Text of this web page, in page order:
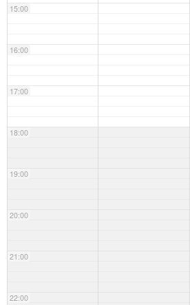
15:00
16:00
17:00
18:00
19:00
20:00
21:00
22:00